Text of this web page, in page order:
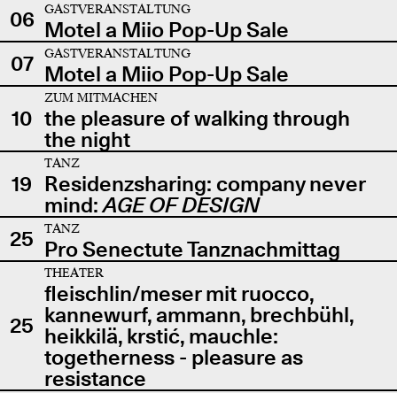
06
GASTVERANSTALTUNG
Motel a Miio Pop-Up Sale
07
GASTVERANSTALTUNG
Motel a Miio Pop-Up Sale
10
ZUM MITMACHEN
the pleasure of walking through
the night
19
TANZ
Residenzsharing: company never
mind:AGE OF DESIGN
25
TANZ
Pro Senectute Tanznachmittag
25
THEATER
fleischlin/meser mit ruocco,
kannewurf, ammann, brechbühl,
heikkilä, krstić, mauchle:
togetherness - pleasure as
resistance